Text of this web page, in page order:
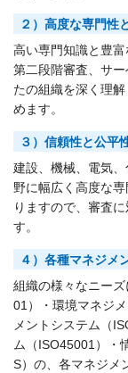
２）高度な専門性
高い専門知識と豊富
第二段階審査、サ
たの組織を深く理
めます。
３）信頼性と公平
建設、機械、電気
野に幅広く高度な
りますので、審査
す。
４）各種マネジメ
組織の様々なニー
01）・環境マネジ
メントシステム（
ム（ISO45001）・
S）の、各マネジメ